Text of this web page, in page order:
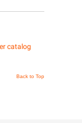
catalog
Back to Top